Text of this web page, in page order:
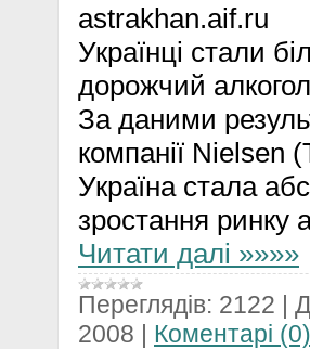
astrakhan.aif.ru
Українці стали
дорожчий
За даними
компанії Nielsen
Україна стала
зростання ринку
Читати далі »»»»
Переглядів: 2122 |
2008 | Коментарі (0)